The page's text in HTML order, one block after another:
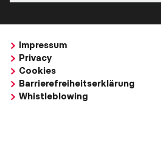
Impressum
Privacy
Cookies
Barrierefreiheitserklärung
Whistleblowing